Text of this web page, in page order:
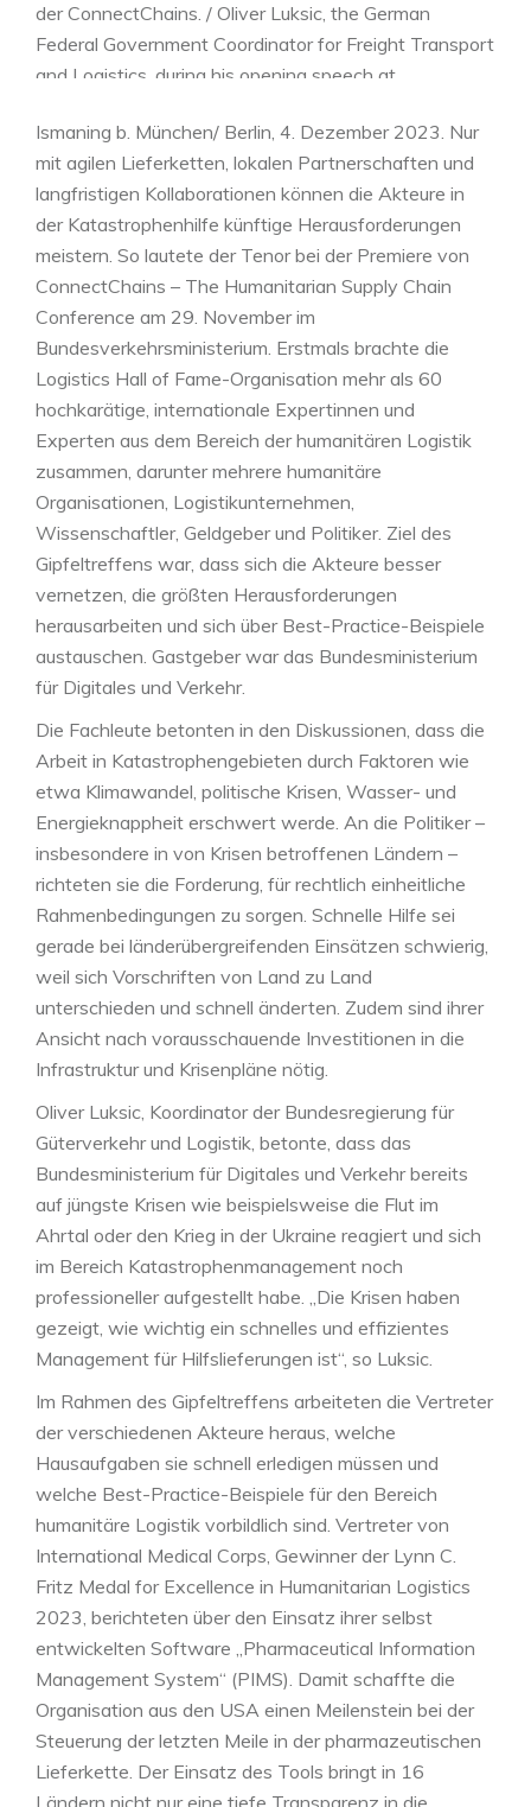
der ConnectChains. / Oliver Luksic, the German
Federal Government Coordinator for Freight Transport
and Logistics, during his opening speech at
Foto/Photo: Sebastian Semmer / Logistics Hall of
Fame
Ismaning b. München/ Berlin, 4. Dezember 2023. Nur
mit agilen Lieferketten, lokalen Partnerschaften und
langfristigen Kollaborationen können die Akteure in
der Katastrophenhilfe künftige Herausforderungen
meistern. So lautete der Tenor bei der Premiere von
ConnectChains – The Humanitarian Supply Chain
Conference am 29. November im
Bundesverkehrsministerium. Erstmals brachte die
Logistics Hall of Fame-Organisation mehr als 60
hochkarätige, internationale Expertinnen und
Experten aus dem Bereich der humanitären Logistik
zusammen, darunter mehrere humanitäre
Organisationen, Logistikunternehmen,
Wissenschaftler, Geldgeber und Politiker. Ziel des
Gipfeltreffens war, dass sich die Akteure besser
vernetzen, die größten Herausforderungen
herausarbeiten und sich über Best-Practice-Beispiele
austauschen. Gastgeber war das Bundesministerium
für Digitales und Verkehr.
Die Fachleute betonten in den Diskussionen, dass die
Arbeit in Katastrophengebieten durch Faktoren wie
etwa Klimawandel, politische Krisen, Wasser- und
Energieknappheit erschwert werde. An die Politiker –
insbesondere in von Krisen betroffenen Ländern –
richteten sie die Forderung, für rechtlich einheitliche
Rahmenbedingungen zu sorgen. Schnelle Hilfe sei
gerade bei länderübergreifenden Einsätzen schwierig,
weil sich Vorschriften von Land zu Land
unterschieden und schnell änderten. Zudem sind ihrer
Ansicht nach vorausschauende Investitionen in die
Infrastruktur und Krisenpläne nötig.
Oliver Luksic, Koordinator der Bundesregierung für
Güterverkehr und Logistik, betonte, dass das
Bundesministerium für Digitales und Verkehr bereits
auf jüngste Krisen wie beispielsweise die Flut im
Ahrtal oder den Krieg in der Ukraine reagiert und sich
im Bereich Katastrophenmanagement noch
professioneller aufgestellt habe. „Die Krisen haben
gezeigt, wie wichtig ein schnelles und effizientes
Management für Hilfslieferungen ist“, so Luksic.
Im Rahmen des Gipfeltreffens arbeiteten die Vertreter
der verschiedenen Akteure heraus, welche
Hausaufgaben sie schnell erledigen müssen und
welche Best-Practice-Beispiele für den Bereich
humanitäre Logistik vorbildlich sind. Vertreter von
International Medical Corps, Gewinner der Lynn C.
Fritz Medal for Excellence in Humanitarian Logistics
2023, berichteten über den Einsatz ihrer selbst
entwickelten Software „Pharmaceutical Information
Management System“ (PIMS). Damit schaffte die
Organisation aus den USA einen Meilenstein bei der
Steuerung der letzten Meile in der pharmazeutischen
Lieferkette. Der Einsatz des Tools bringt in 16
Ländern nicht nur eine tiefe Transparenz in die